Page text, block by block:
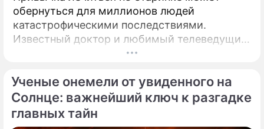
обернуться для миллионов людей
катастрофическими последствиями.
Известный доктор и любимый телеведущий
миллионов Александр Мясников обратил
мировой медицине, который буквально
перечеркнул все наши прошлые
представления о здоровье.
Ученые онемели от увиденного на
Солнце: важнейший ключ к разгадке
главных тайн